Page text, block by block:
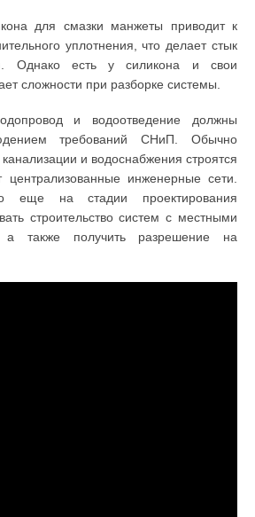
для смазки манжеты приводит к
уплотнения, что делает стык
Однако есть у силикона и свои
сложности при разборке системы.
и водоотведение должны
требований СНиП. Обычно
и водоснабжения строятся
централизованные инженерные сети.
еще на стадии проектирования
строительство систем с местными
также получить разрешение на